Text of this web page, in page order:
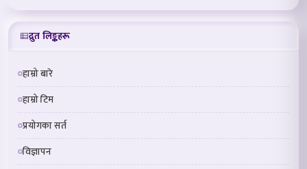
द्रुत लिङ्कहरू
हाम्रो बारे
हाम्रो टिम
प्रयोगका सर्त
विज्ञापन